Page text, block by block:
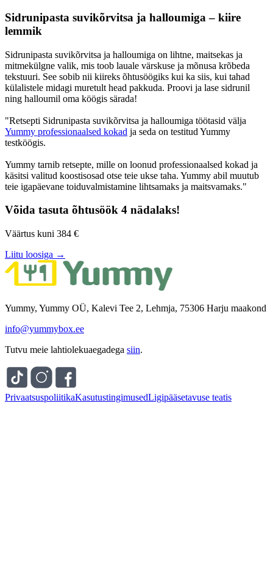
Sidrunipasta suvikõrvitsa ja halloumiga – kiire
lemmik
Sidrunipasta suvikõrvitsa ja halloumiga on lihtne, maitsekas ja
mitmekülgne valik, mis toob lauale värskuse ja mõnusa krõbeda
tekstuuri. See sobib nii kiireks õhtusöögiks kui ka siis, kui tahad
külalistele midagi muretult head pakkuda. Proovi ja lase sidrunil
ning halloumil oma köögis särada!
"Retsepti Sidrunipasta suvikõrvitsa ja halloumiga töötasid välja
Yummy professionaalsed kokad ja seda on testitud Yummy
testköögis.
Yummy tarnib retsepte, mille on loonud professionaalsed kokad ja
käsitsi valitud koostisosad otse teie ukse taha. Yummy abil muutub
teie igapäevane toiduvalmistamine lihtsamaks ja maitsvamaks."
Võida tasuta õhtusöök 4 nädalaks!
Väärtus kuni 384 €
Liitu loosiga →
Yummy, Yummy OÜ, Kalevi Tee 2, Lehmja, 75306 Harju maakond
info@yummybox.ee
Tutvu meie lahtiolekuaegadega siin.
PrivaatsuspoliitikaKasutustingimusedLigipääsetavuse teatis